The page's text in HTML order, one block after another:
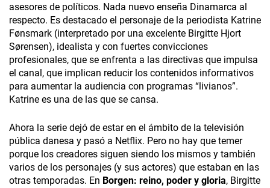
asesores de políticos. Nada nuevo enseña Dinamarca al
respecto. Es destacado el personaje de la periodista Katrine
Fønsmark (interpretado por una excelente Birgitte Hjort
Sørensen), idealista y con fuertes convicciones
profesionales, que se enfrenta a las directivas que impulsa
el canal, que implican reducir los contenidos informativos
para aumentar la audiencia con programas “livianos”.
Katrine es una de las que se cansa.
Ahora la serie dejó de estar en el ámbito de la televisión
pública danesa y pasó a Netflix. Pero no hay que temer
porque los creadores siguen siendo los mismos y también
varios de los personajes (y sus actores) que estaban en las
otras temporadas. En Borgen: reino, poder y gloria, Birgitte